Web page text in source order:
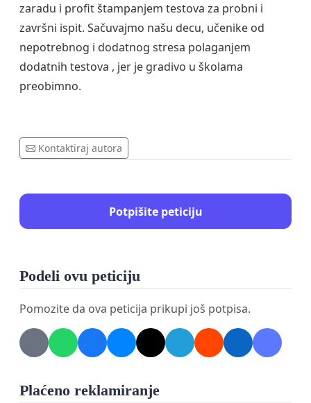
zaradu i profit štampanjem testova za probni i
završni ispit. Sačuvajmo našu decu, učenike od
nepotrebnog i dodatnog stresa polaganjem
dodatnih testova , jer je gradivo u školama
preobimno.
Kontaktiraj autora
Potpišite peticiju
Podeli ovu peticiju
Pomozite da ova peticija prikupi još potpisa.
Plaćeno reklamiranje